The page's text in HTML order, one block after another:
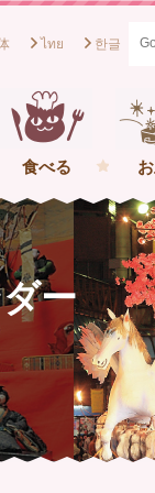
ーブの一番星を
ไทย 한글
食べる
ー